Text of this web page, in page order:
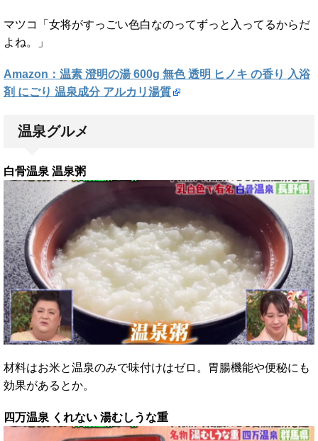
マツコ「女将がすっごい色白なのってずっと入ってるからだ
よね。」
Amazon：温素 澄明の湯 600g 無色 透明 ヒノキ の香り 入浴
剤 にごり 温泉成分 アルカリ湯質
温泉グルメ
白骨温泉 温泉粥
材料はお米と温泉のみで味付けはゼロ。胃腸機能や便秘にも
効果があるとか。
四万温泉 くれない 湯むしうな重